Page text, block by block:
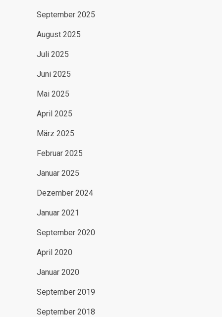
September 2025
August 2025
Juli 2025
Juni 2025
Mai 2025
April 2025
März 2025
Februar 2025
Januar 2025
Dezember 2024
Januar 2021
September 2020
April 2020
Januar 2020
September 2019
September 2018